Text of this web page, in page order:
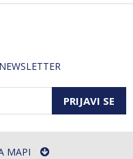
PRIJAVI SE
MAPI